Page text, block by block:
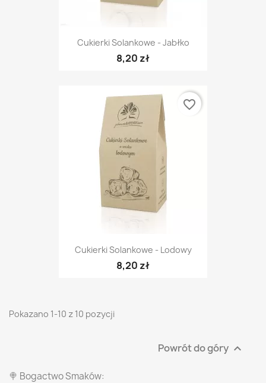
Cukierki Solankowe - Jabłko
8,20 zł
Cukierki Solankowe - Lodowy
8,20 zł
favorite_border
Pokazano 1-10 z 10 pozycji
Powrót do góry 
🍭 Bogactwo Smaków: